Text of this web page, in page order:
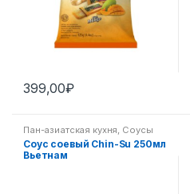
399,00₽
Пан-азиатская кухня Соусы
Соус соевый Chin-Su 250мл
Вьетнам